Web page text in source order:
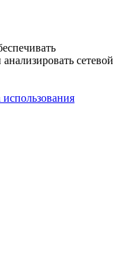
сетевой